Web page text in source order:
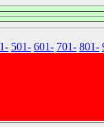
501- 601- 701- 801-